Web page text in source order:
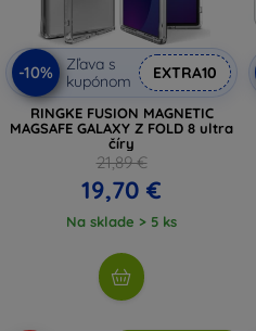
-10%
Zľava s
kupónom
EXTRA10
RINGKE FUSION MAGNETIC
MAGSAFE GALAXY Z FOLD 8 ultra
číry
21,89 €
19,70 €
Na sklade > 5 ks